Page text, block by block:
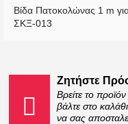
Βίδα Πατοκολώνας 1 m
ΣΚΞ-013
Ζητήστε
Βρείτε το
βάλτε στο
να σας